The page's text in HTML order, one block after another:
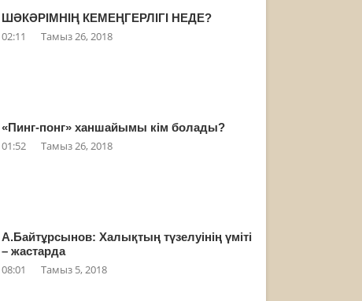
ШӘКӘРІМНІҢ КЕМЕҢГЕРЛІГІ НЕДЕ?
02:11 Тамыз 26, 2018
«Пинг-понг» ханшайымы кім болады?
01:52 Тамыз 26, 2018
А.Байтұрсынов: Халықтың түзелуінің үміті
– жастарда
08:01 Тамыз 5, 2018